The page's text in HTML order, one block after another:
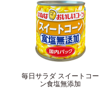
毎日サラダ スイートコー
ン食塩無添加